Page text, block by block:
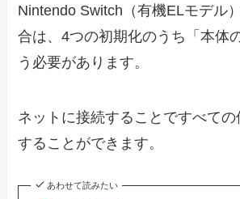
Nintendo Switch（有機ELモデル
合は、4つの初期化のうち「本体
う必要があります。
ネットに接続することですべて
することができます。
あわせて読みたい